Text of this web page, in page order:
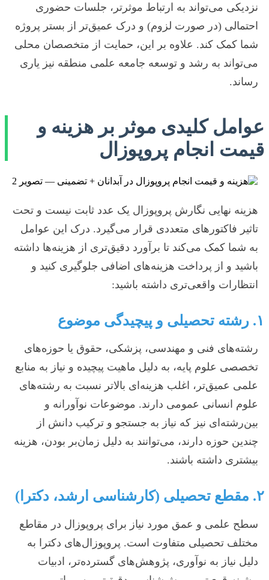
نزدیکی می‌تواند به ارتباط موثرتر، جلسات حضوری
احتمالی (در صورت لزوم) و درک عمیق‌تر از بستر پروژه
شما کمک کند. علاوه بر این، حمایت از متخصصان محلی
می‌تواند به رشد و توسعه جامعه علمی منطقه نیز یاری
رساند.
عوامل کلیدی موثر بر هزینه و
قیمت انجام پروپوزال
هزینه نهایی نگارش پروپوزال یک عدد ثابت نیست و تحت
تاثیر فاکتورهای متعددی قرار می‌گیرد. درک این عوامل
به شما کمک می‌کند تا برآورد دقیق‌تری از هزینه‌ها داشته
باشید و از پرداخت هزینه‌های اضافی جلوگیری کنید و
انتظارات واقعی‌تری داشته باشید:
۱. رشته تحصیلی و پیچیدگی موضوع
رشته‌های فنی و مهندسی، پزشکی، حقوق یا حوزه‌های
تخصصی علوم پایه، به دلیل ماهیت پیچیده و نیاز به منابع
علمی عمیق‌تر، اغلب هزینه‌ای بالاتر نسبت به رشته‌های
علوم انسانی عمومی دارند. موضوعات نوآورانه و
بین‌رشته‌ای نیز که نیاز به جستجو و ترکیب دانش از
چندین حوزه دارند، می‌توانند به دلیل زمان‌بر بودن، هزینه
بیشتری داشته باشند.
۲. مقطع تحصیلی (کارشناسی ارشد، دکترا)
سطح علمی و عمق مورد نیاز برای پروپوزال در مقاطع
مختلف تحصیلی متفاوت است. پروپوزال‌های دکترا به
دلیل نیاز به نوآوری، پژوهش‌های گسترده‌تر، ادبیات